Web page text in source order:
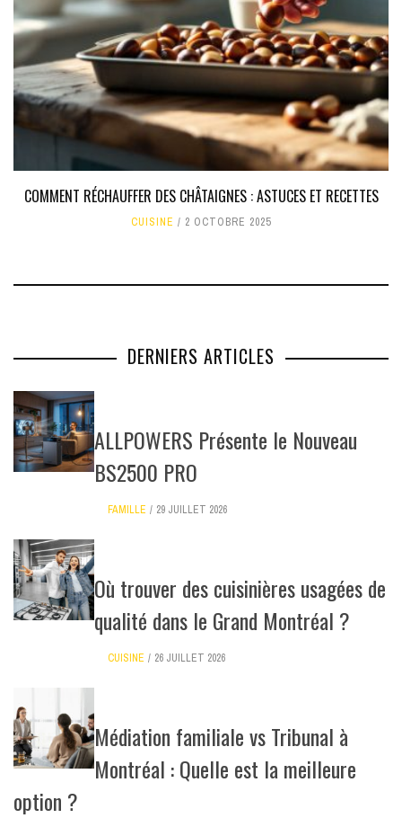
COMMENT RÉCHAUFFER DES CHÂTAIGNES : ASTUCES ET RECETTES
CUISINE 2 OCTOBRE 2025
DERNIERS ARTICLES
ALLPOWERS Présente le Nouveau
BS2500 PRO
FAMILLE 29 JUILLET 2026
Où trouver des cuisinières usagées de
qualité dans le Grand Montréal ?
CUISINE 26 JUILLET 2026
Médiation familiale vs Tribunal à
Montréal : Quelle est la meilleure
option ?